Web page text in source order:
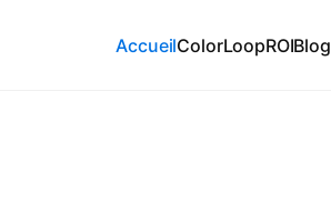
AccueilColorLoopROIBlog